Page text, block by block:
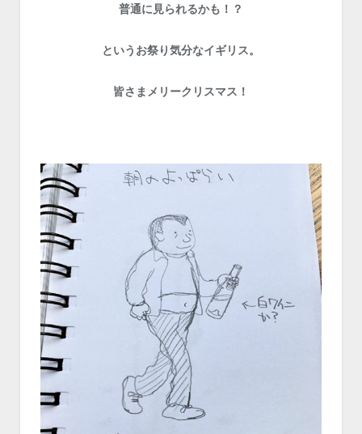
普通に見られるかも！？
というお祭り気分なイギリス。
皆さまメリークリスマス！